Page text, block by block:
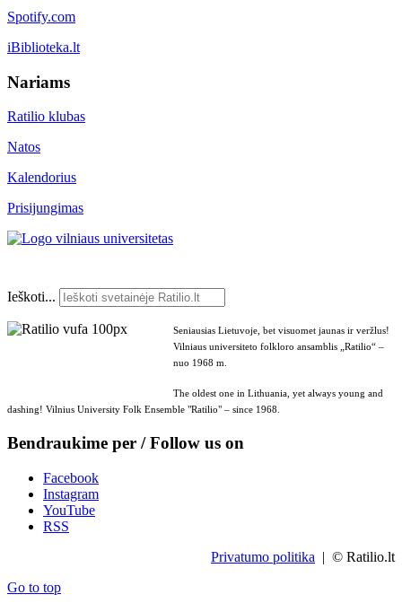
Spotify.com
iBiblioteka.lt
Nariams
Ratilio klubas
Natos
Kalendorius
Prisijungimas
Ieškoti...
Seniausias Lietuvoje, bet visuomet jaunas ir veržlus!
Vilniaus universiteto folkloro ansamblis „Ratilio“ –
nuo 1968 m.
The oldest one in Lithuania, yet always young and
dashing! Vilnius University Folk Ensemble "Ratilio" – since 1968.
Bendraukime per / Follow us on
Facebook
Instagram
YouTube
RSS
Privatumo politika | © Ratilio.lt
Go to top